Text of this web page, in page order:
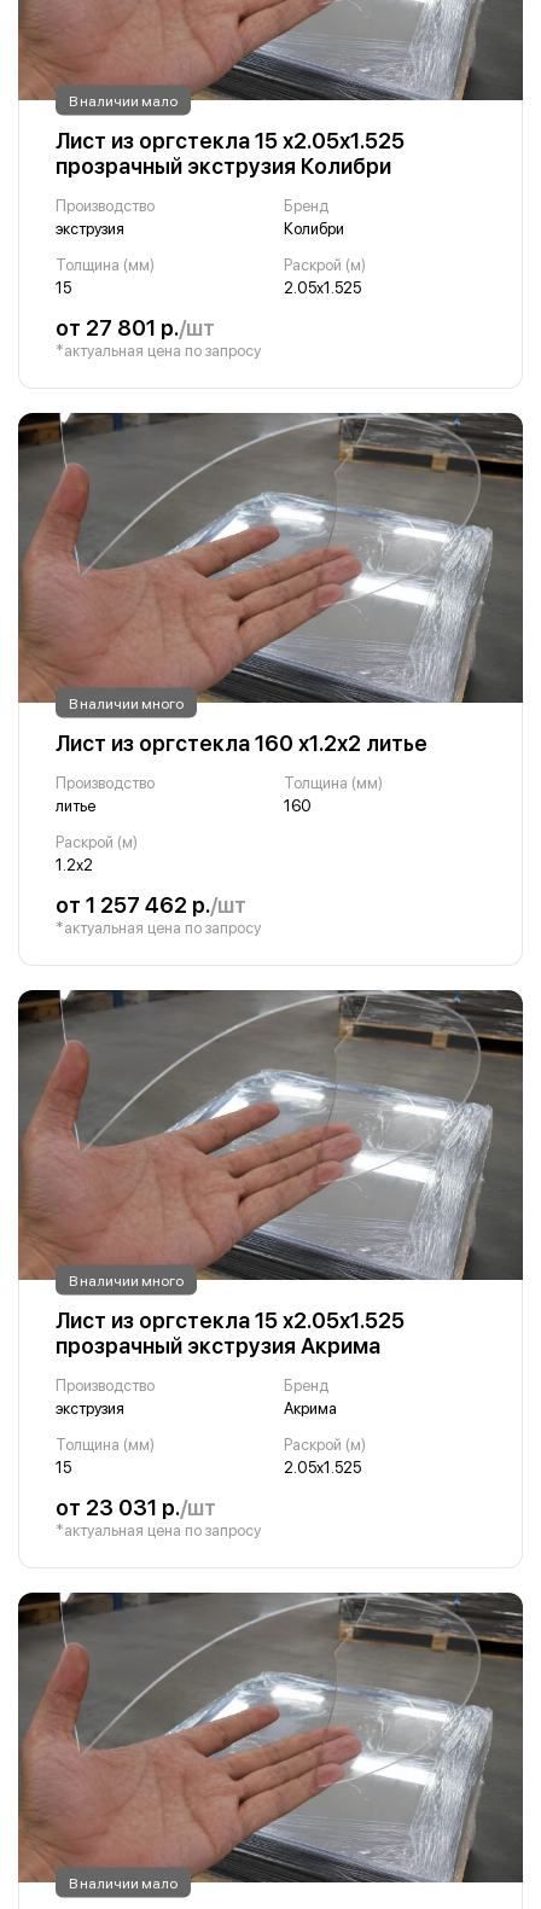
В наличии мало
Лист из оргстекла 15 х2.05х1.525
прозрачный экструзия Колибри
Производство
экструзия
Бренд
Колибри
Толщина (мм)
15
Раскрой (м)
2.05х1.525
от 27 801 р./шт
*актуальная цена по запросу
В наличии много
Лист из оргстекла 160 х1.2х2 литье
Производство
литье
Толщина (мм)
160
Раскрой (м)
1.2х2
от 1 257 462 р./шт
*актуальная цена по запросу
В наличии много
Лист из оргстекла 15 х2.05х1.525
прозрачный экструзия Акрима
Производство
экструзия
Бренд
Акрима
Толщина (мм)
15
Раскрой (м)
2.05х1.525
от 23 031 р./шт
*актуальная цена по запросу
В наличии мало